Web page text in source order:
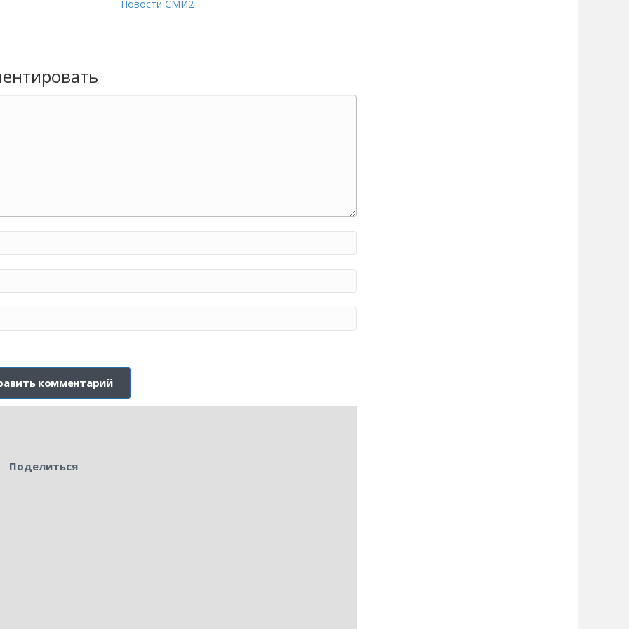
Новости СМИ2
Поделиться